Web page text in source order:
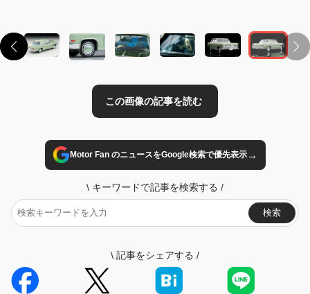
Motor Fan のニュースをGoogle検索で優先表示→
\ キーワードで記事を検索する /
検索
\ 記事をシェアする /